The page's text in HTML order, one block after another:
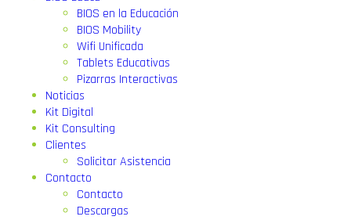
BIOS en la Educación
BIOS Mobility
Wifi Unificada
Tablets Educativas
Pizarras Interactivas
Noticias
Kit Digital
Kit Consulting
Clientes
Solicitar Asistencia
Contacto
Contacto
Descargas